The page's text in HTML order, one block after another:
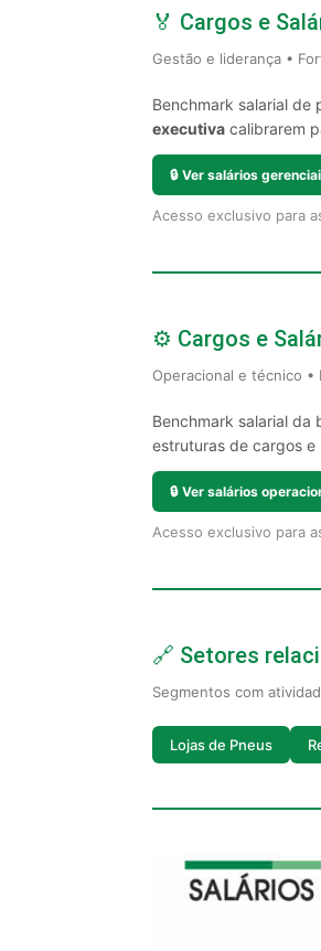
🏅 Cargos e
Gestão e liderança •
Benchmark salarial de
executiva calibrarem
🔒 Ver salários
Acesso exclusivo para
⚙️ Cargos e
Operacional e técnico •
Benchmark salarial da
estruturas de cargos e
🔒 Ver salários
Acesso exclusivo para
🔗 Setores
Segmentos com
Lojas de Pneus